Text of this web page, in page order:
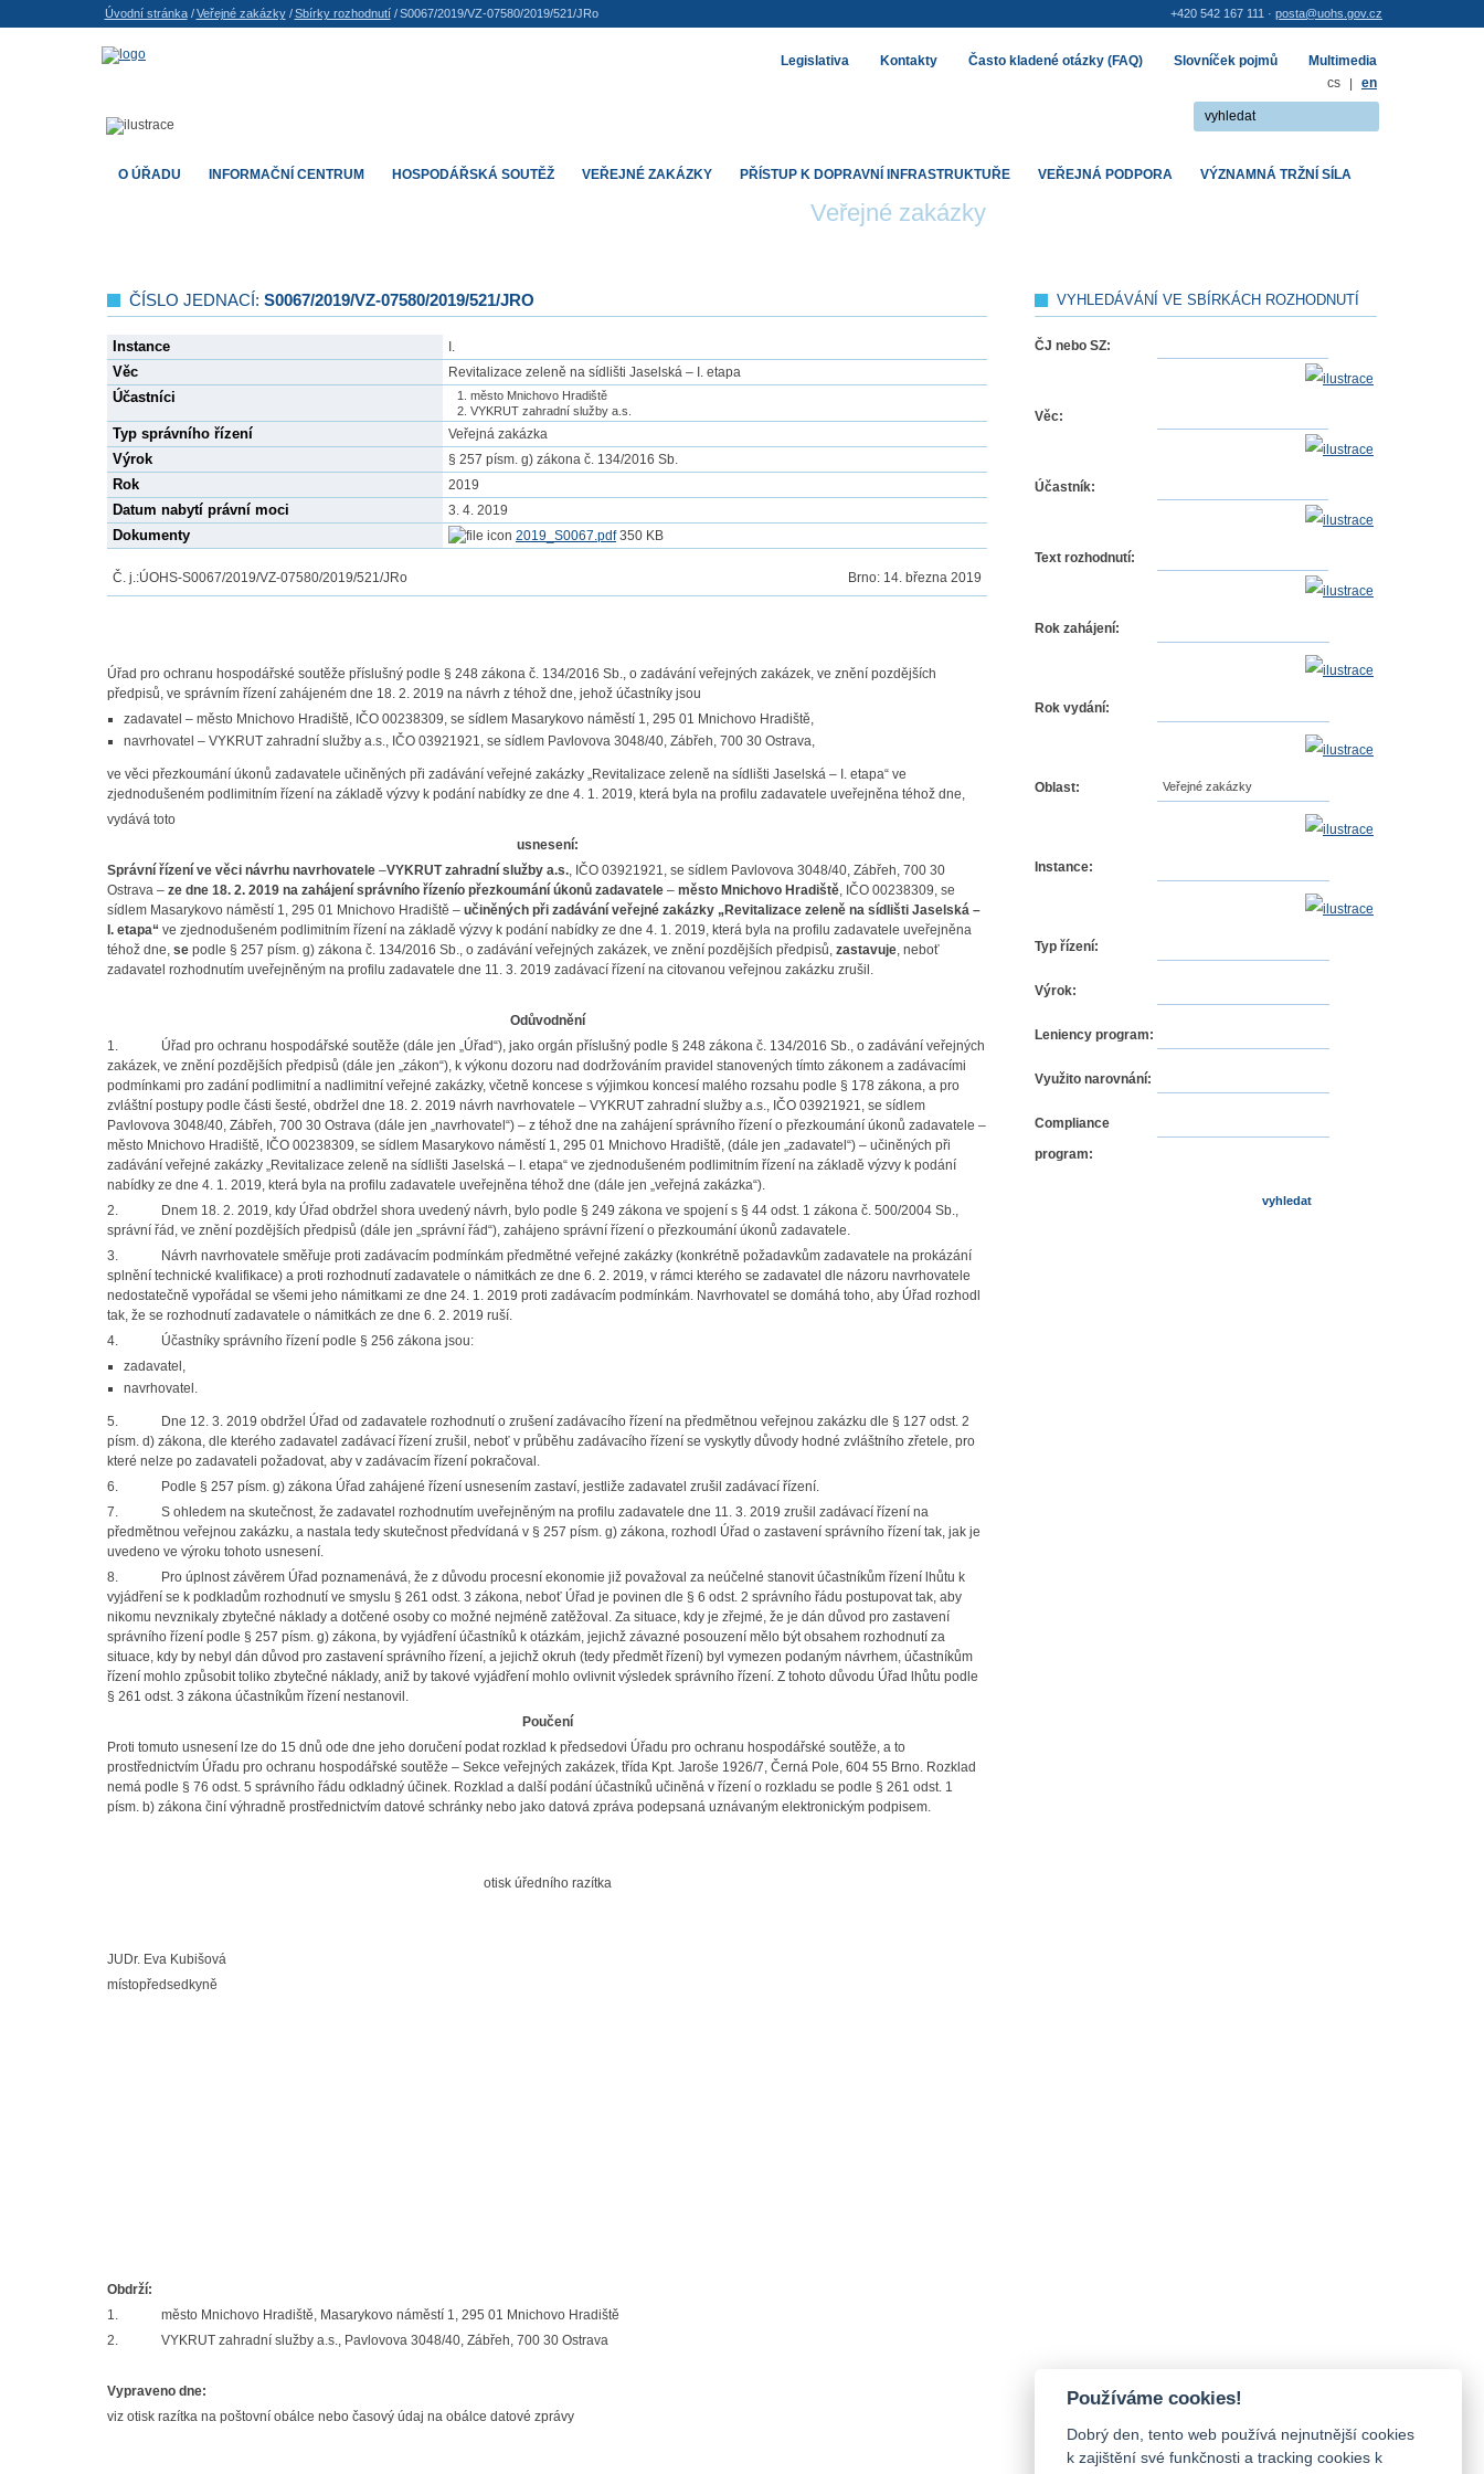
Veřejné zakázky
ČÍSLO JEDNACÍ: S0067/2019/VZ-07580/2019/521/JRO
Instance I.
Věc Revitalizace zeleně na sídlišti Jaselská – I. etapa
Účastníci
město Mnichovo Hradiště
VYKRUT zahradní služby a.s.
Typ správního řízení Veřejná zakázka
Výrok § 257 písm. g) zákona č. 134/2016 Sb.
Rok 2019
Datum nabytí právní moci 3. 4. 2019
Dokumenty 2019_S0067.pdf350 KB
Č. j.:ÚOHS-S0067/2019/VZ-07580/2019/521/JRo Brno: 14. března 2019
Úřad pro ochranu hospodářské soutěže příslušný podle § 248 zákona č. 134/2016 Sb., o zadávání veřejných zakázek, ve znění pozdějších
předpisů, ve správním řízení zahájeném dne 18. 2. 2019 na návrh z téhož dne, jehož účastníky jsou
zadavatel – město Mnichovo Hradiště, IČO 00238309, se sídlem Masarykovo náměstí 1, 295 01 Mnichovo Hradiště,
navrhovatel – VYKRUT zahradní služby a.s., IČO 03921921, se sídlem Pavlovova 3048/40, Zábřeh, 700 30 Ostrava,
ve věci přezkoumání úkonů zadavatele učiněných při zadávání veřejné zakázky „Revitalizace zeleně na sídlišti Jaselská – I. etapa“ ve
zjednodušeném podlimitním řízení na základě výzvy k podání nabídky ze dne 4. 1. 2019, která byla na profilu zadavatele uveřejněna téhož dne,
vydává toto
usnesení:
Správní řízení ve věci návrhu navrhovatele –VYKRUT zahradní služby a.s., IČO 03921921, se sídlem Pavlovova 3048/40, Zábřeh, 700 30
Ostrava – ze dne 18. 2. 2019 na zahájení správního řízenío přezkoumání úkonů zadavatele – město Mnichovo Hradiště, IČO 00238309, se
sídlem Masarykovo náměstí 1, 295 01 Mnichovo Hradiště – učiněných při zadávání veřejné zakázky „Revitalizace zeleně na sídlišti Jaselská –
I. etapa“ ve zjednodušeném podlimitním řízení na základě výzvy k podání nabídky ze dne 4. 1. 2019, která byla na profilu zadavatele uveřejněna
téhož dne, se podle § 257 písm. g) zákona č. 134/2016 Sb., o zadávání veřejných zakázek, ve znění pozdějších předpisů, zastavuje, neboť
zadavatel rozhodnutím uveřejněným na profilu zadavatele dne 11. 3. 2019 zadávací řízení na citovanou veřejnou zakázku zrušil.
Odůvodnění
1.
Úřad pro ochranu hospodářské soutěže (dále jen „Úřad“), jako orgán příslušný podle § 248 zákona č. 134/2016 Sb., o zadávání veřejných
zakázek, ve znění pozdějších předpisů (dále jen „zákon“), k výkonu dozoru nad dodržováním pravidel stanovených tímto zákonem a zadávacími
podmínkami pro zadání podlimitní a nadlimitní veřejné zakázky, včetně koncese s výjimkou koncesí malého rozsahu podle § 178 zákona, a pro
zvláštní postupy podle části šesté, obdržel dne 18. 2. 2019 návrh navrhovatele – VYKRUT zahradní služby a.s., IČO 03921921, se sídlem
Pavlovova 3048/40, Zábřeh, 700 30 Ostrava (dále jen „navrhovatel“) – z téhož dne na zahájení správního řízení o přezkoumání úkonů zadavatele –
město Mnichovo Hradiště, IČO 00238309, se sídlem Masarykovo náměstí 1, 295 01 Mnichovo Hradiště, (dále jen „zadavatel“) – učiněných při
zadávání veřejné zakázky „Revitalizace zeleně na sídlišti Jaselská – I. etapa“ ve zjednodušeném podlimitním řízení na základě výzvy k podání
nabídky ze dne 4. 1. 2019, která byla na profilu zadavatele uveřejněna téhož dne (dále jen „veřejná zakázka“).
2.
Dnem 18. 2. 2019, kdy Úřad obdržel shora uvedený návrh, bylo podle § 249 zákona ve spojení s § 44 odst. 1 zákona č. 500/2004 Sb.,
správní řád, ve znění pozdějších předpisů (dále jen „správní řád“), zahájeno správní řízení o přezkoumání úkonů zadavatele.
3.
Návrh navrhovatele směřuje proti zadávacím podmínkám předmětné veřejné zakázky (konkrétně požadavkům zadavatele na prokázání
splnění technické kvalifikace) a proti rozhodnutí zadavatele o námitkách ze dne 6. 2. 2019, v rámci kterého se zadavatel dle názoru navrhovatele
nedostatečně vypořádal se všemi jeho námitkami ze dne 24. 1. 2019 proti zadávacím podmínkám. Navrhovatel se domáhá toho, aby Úřad rozhodl
tak, že se rozhodnutí zadavatele o námitkách ze dne 6. 2. 2019 ruší.
4.
Účastníky správního řízení podle § 256 zákona jsou:
zadavatel,
navrhovatel.
5.
Dne 12. 3. 2019 obdržel Úřad od zadavatele rozhodnutí o zrušení zadávacího řízení na předmětnou veřejnou zakázku dle § 127 odst. 2
písm. d) zákona, dle kterého zadavatel zadávací řízení zrušil, neboť v průběhu zadávacího řízení se vyskytly důvody hodné zvláštního zřetele, pro
které nelze po zadavateli požadovat, aby v zadávacím řízení pokračoval.
6.
Podle § 257 písm. g) zákona Úřad zahájené řízení usnesením zastaví, jestliže zadavatel zrušil zadávací řízení.
7.
S ohledem na skutečnost, že zadavatel rozhodnutím uveřejněným na profilu zadavatele dne 11. 3. 2019 zrušil zadávací řízení na
předmětnou veřejnou zakázku, a nastala tedy skutečnost předvídaná v § 257 písm. g) zákona, rozhodl Úřad o zastavení správního řízení tak, jak je
uvedeno ve výroku tohoto usnesení.
8.
Pro úplnost závěrem Úřad poznamenává, že z důvodu procesní ekonomie již považoval za neúčelné stanovit účastníkům řízení lhůtu k
vyjádření se k podkladům rozhodnutí ve smyslu § 261 odst. 3 zákona, neboť Úřad je povinen dle § 6 odst. 2 správního řádu postupovat tak, aby
nikomu nevznikaly zbytečné náklady a dotčené osoby co možné nejméně zatěžoval. Za situace, kdy je zřejmé, že je dán důvod pro zastavení
správního řízení podle § 257 písm. g) zákona, by vyjádření účastníků k otázkám, jejichž závazné posouzení mělo být obsahem rozhodnutí za
situace, kdy by nebyl dán důvod pro zastavení správního řízení, a jejichž okruh (tedy předmět řízení) byl vymezen podaným návrhem, účastníkům
řízení mohlo způsobit toliko zbytečné náklady, aniž by takové vyjádření mohlo ovlivnit výsledek správního řízení. Z tohoto důvodu Úřad lhůtu podle
§ 261 odst. 3 zákona účastníkům řízení nestanovil.
Poučení
Proti tomuto usnesení lze do 15 dnů ode dne jeho doručení podat rozklad k předsedovi Úřadu pro ochranu hospodářské soutěže, a to
prostřednictvím Úřadu pro ochranu hospodářské soutěže – Sekce veřejných zakázek, třída Kpt. Jaroše 1926/7, Černá Pole, 604 55 Brno. Rozklad
nemá podle § 76 odst. 5 správního řádu odkladný účinek. Rozklad a další podání účastníků učiněná v řízení o rozkladu se podle § 261 odst. 1
písm. b) zákona činí výhradně prostřednictvím datové schránky nebo jako datová zpráva podepsaná uznávaným elektronickým podpisem.
otisk úředního razítka
JUDr. Eva Kubišová
místopředsedkyně
Obdrží:
1.
město Mnichovo Hradiště, Masarykovo náměstí 1, 295 01 Mnichovo Hradiště
2.
VYKRUT zahradní služby a.s., Pavlovova 3048/40, Zábřeh, 700 30 Ostrava
Vypraveno dne:
viz otisk razítka na poštovní obálce nebo časový údaj na obálce datové zprávy
VYHLEDÁVÁNÍ VE SBÍRKÁCH ROZHODNUTÍ
ČJ nebo SZ:
Věc:
Účastník:
Text rozhodnutí:
Rok zahájení:
Rok vydání:
Oblast: Veřejné zakázky
Instance:
Typ řízení:
Výrok:
Leniency program:
Využito narovnání:
Compliance
program:
O ÚŘADU INFORMAČNÍ CENTRUM HOSPODÁŘSKÁ SOUTĚŽ VEŘEJNÉ ZAKÁZKY PŘÍSTUP K DOPRAVNÍ INFRASTRUKTUŘE VEŘEJNÁ PODPORA VÝZNAMNÁ TRŽNÍ SÍLA
Legislativa Kontakty Často kladené otázky (FAQ) Slovníček pojmů
Multimedia
cs
| en
Úvodní stránka/ Veřejné zakázky/ Sbírky rozhodnutí/ S0067/2019/VZ-07580/2019/521/JRo +420 542 167 111 · posta@uohs.gov.cz
Používáme cookies!
Dobrý den, tento web používá nejnutnější cookies
k zajištění své funkčnosti a tracking cookies k